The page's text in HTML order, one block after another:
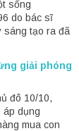
sống
do bác sĩ
sáng tạo ra đã
giải phóng
đô 10/10,
áp dụng
mua con